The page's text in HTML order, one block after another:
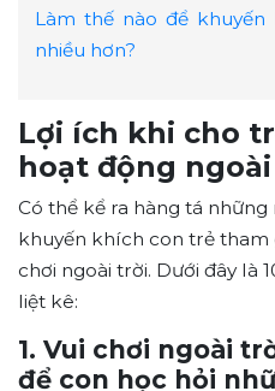
Làm thế nào để khuyến
nhiều hơn?
Lợi ích khi cho
hoạt động
Có thể kể ra hàng tá
khuyến khích con trẻ tham
chơi ngoài trời. Dưới đây là
liệt kê:
1. Vui chơi ngoài
để con học hỏi